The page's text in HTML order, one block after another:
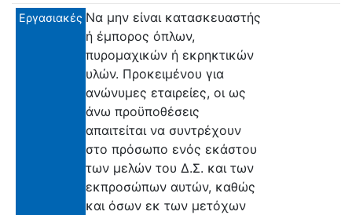
Εργασιακές Να μην είναι κατασκευαστής
ή έμπορος όπλων,
πυρομαχικών ή εκρηκτικών
υλών. Προκειμένου για
ανώνυμες εταιρείες, οι ως
άνω προϋποθέσεις
απαιτείται να συντρέχουν
στο πρόσωπο ενός εκάστου
των μελών του Δ.Σ. και των
εκπροσώπων αυτών, καθώς
και όσων εκ των μετόχων